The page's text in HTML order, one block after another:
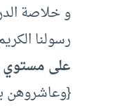
و خلاصة
رسولنا
على مستوي
{وعاشروهن